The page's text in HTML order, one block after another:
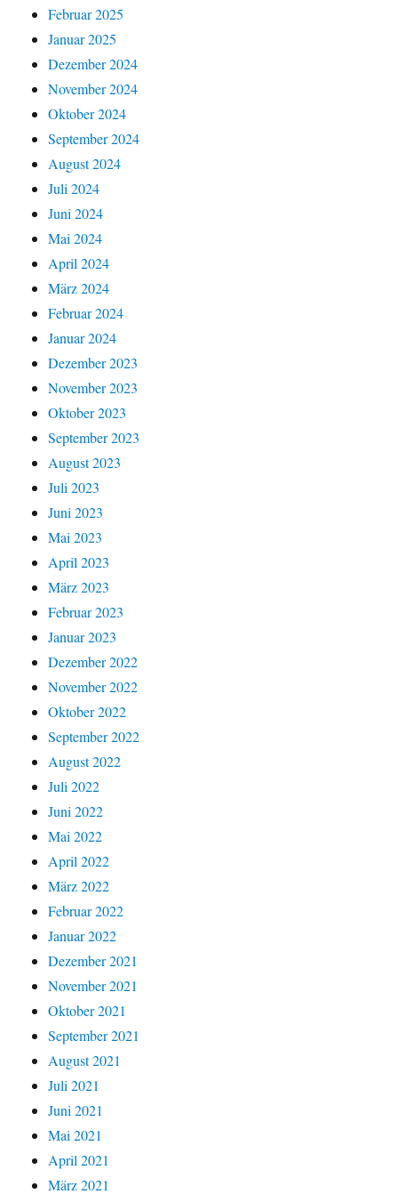
Februar 2025
Januar 2025
Dezember 2024
November 2024
Oktober 2024
September 2024
August 2024
Juli 2024
Juni 2024
Mai 2024
April 2024
März 2024
Februar 2024
Januar 2024
Dezember 2023
November 2023
Oktober 2023
September 2023
August 2023
Juli 2023
Juni 2023
Mai 2023
April 2023
März 2023
Februar 2023
Januar 2023
Dezember 2022
November 2022
Oktober 2022
September 2022
August 2022
Juli 2022
Juni 2022
Mai 2022
April 2022
März 2022
Februar 2022
Januar 2022
Dezember 2021
November 2021
Oktober 2021
September 2021
August 2021
Juli 2021
Juni 2021
Mai 2021
April 2021
März 2021